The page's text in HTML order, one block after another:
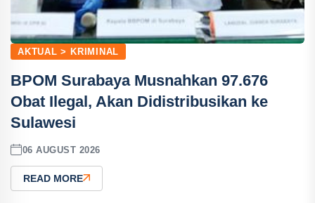
AKTUAL > KRIMINAL
BPOM Surabaya Musnahkan 97.676
Obat Ilegal, Akan Didistribusikan ke
Sulawesi
06 AUGUST 2026
READ MORE